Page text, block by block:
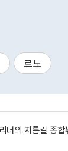
르노
더의 지름길 종